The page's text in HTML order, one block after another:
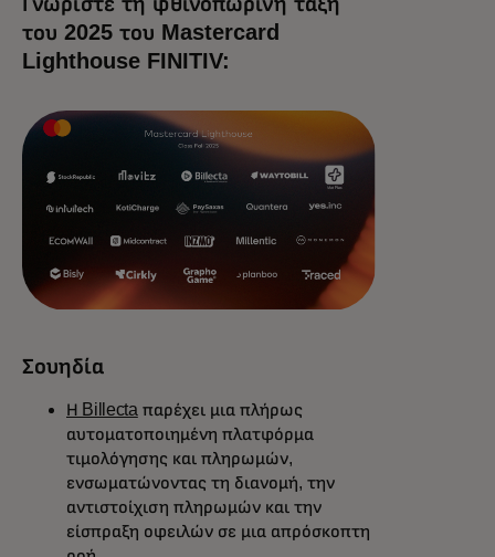
του 2025 του Mastercard
Lighthouse FINITIV:
Σουηδία
Η Billecta παρέχει μια πλήρως
αυτοματοποιημένη πλατφόρμα
τιμολόγησης και πληρωμών,
ενσωματώνοντας τη διανομή, την
αντιστοίχιση πληρωμών και την
είσπραξη οφειλών σε μια απρόσκοπτη